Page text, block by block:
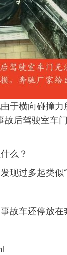
于横向碰撞
后驾驶室车
么？
过多起类
故车还停放在